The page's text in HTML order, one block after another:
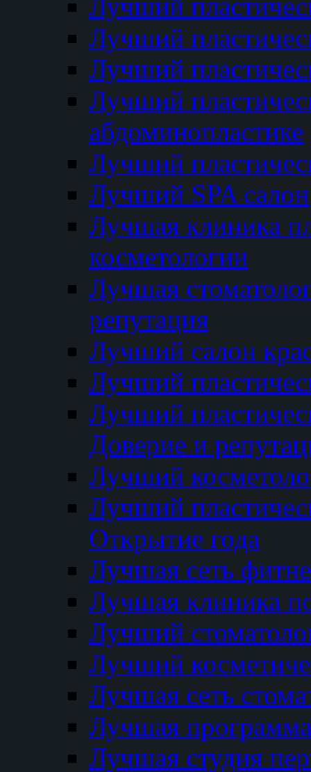
Лучший
Лучший
Лучший
абдоминопластике
Лучший
Лучший SPA салон
Лучшая клиника
косметологии
Лучшая
репутация
Лучший салон
Лучший
Лучший
Доверие и
Лучший
Лучший
Открытие года
Лучшая сеть
Лучшая клиника
Лучший
Лучший
Лучшая сеть
Лучшая программа
Лучшая студия